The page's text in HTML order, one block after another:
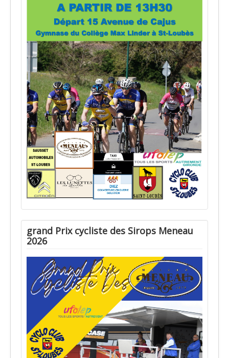
grand Prix cycliste des Sirops Meneau
2026